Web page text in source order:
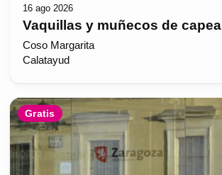
16 ago 2026
Vaquillas y muñecos de capea
Coso Margarita
Calatayud
Gratis